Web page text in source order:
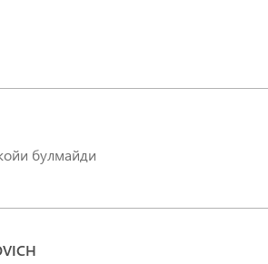
булмайди